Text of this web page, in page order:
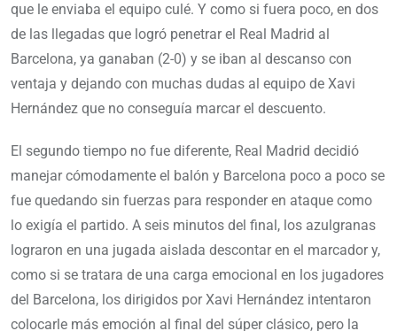
que le enviaba el equipo culé. Y como si fuera poco, en dos
de las llegadas que logró penetrar el Real Madrid al
Barcelona, ya ganaban (2-0) y se iban al descanso con
ventaja y dejando con muchas dudas al equipo de Xavi
Hernández que no conseguía marcar el descuento.
El segundo tiempo no fue diferente, Real Madrid decidió
manejar cómodamente el balón y Barcelona poco a poco se
fue quedando sin fuerzas para responder en ataque como
lo exigía el partido. A seis minutos del final, los azulgranas
lograron en una jugada aislada descontar en el marcador y,
como si se tratara de una carga emocional en los jugadores
del Barcelona, los dirigidos por Xavi Hernández intentaron
colocarle más emoción al final del súper clásico, pero la